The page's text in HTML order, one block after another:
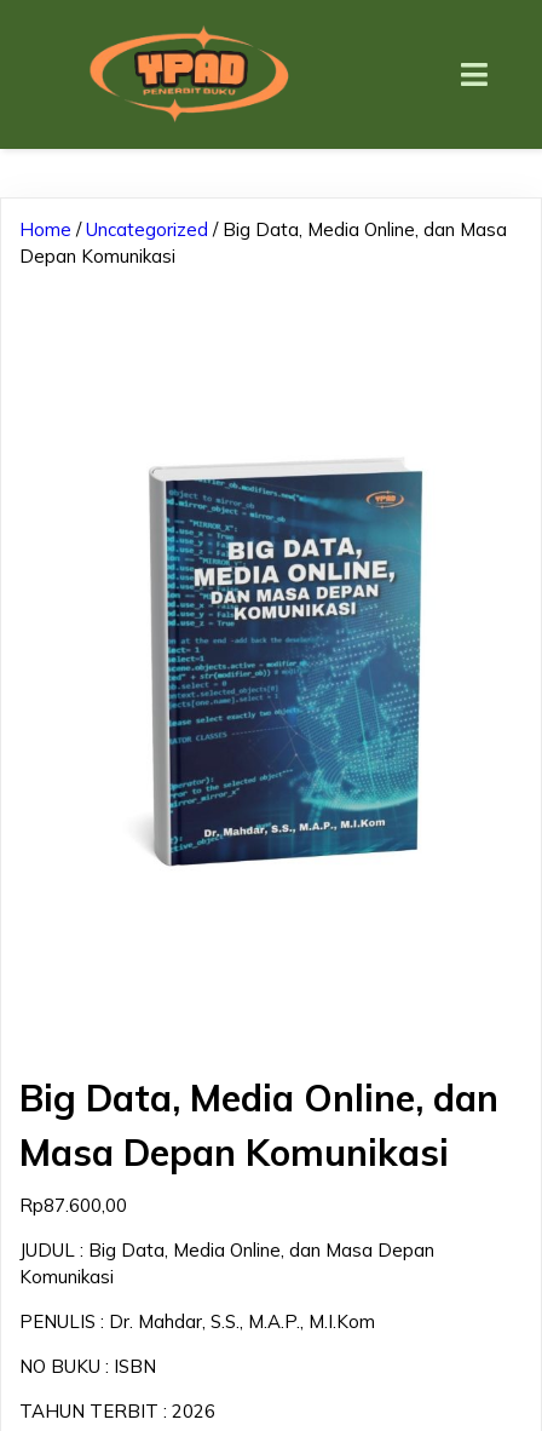
Home /Uncategorized / Big Data, Media Online, dan Masa
Depan Komunikasi
Big Data, Media Online, dan
Masa Depan Komunikasi
Rp87.600,00
JUDUL : Big Data, Media Online, dan Masa Depan
Komunikasi
PENULIS : Dr. Mahdar, S.S., M.A.P., M.I.Kom
NO BUKU : ISBN
TAHUN TERBIT : 2026